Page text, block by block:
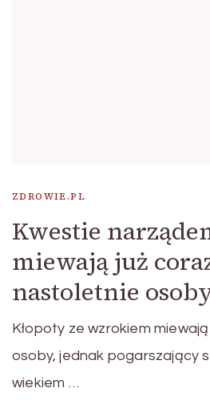
ZDROWIE.PL
Kwestie
miewają już
nastoletnie
Kłopoty ze wzrokiem
osoby, jednak pogarszający
wiekiem …